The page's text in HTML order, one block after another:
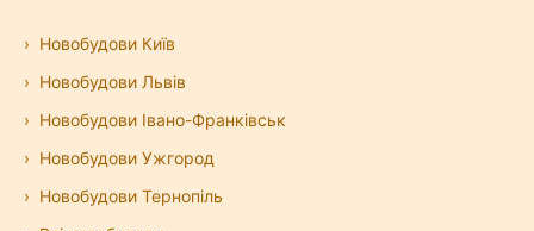
Новобудови Київ
Новобудови Львів
Новобудови Івано-Франківськ
Новобудови Ужгород
Новобудови Тернопіль